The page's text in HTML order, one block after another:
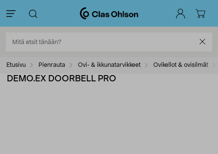
Etusivu Pienrauta Ovi- & ikkunatarvikkeet Ovikellot & ovisilmät
DEMO.EX DOORBELL PRO